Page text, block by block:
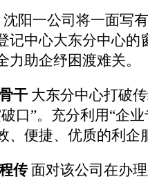
沈阳一公司将一面写
记中心大东分中心
力助企纾困渡难关。
干 大东分中心打破
口”。充分利用“企
、便捷、优质的利企
传 面对该公司在办